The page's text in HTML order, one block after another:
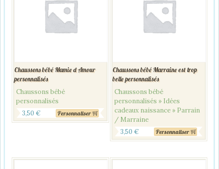
Chaussons bébé Mamie d Amour
personnalisés
Chaussons bébé
personnalisés
3,50 € Personnaliser
Chaussons bébé Marraine est trop
belle personnalisés
Chaussons bébé
personnalisés » Idées
cadeaux naissance » Parrain
/ Marraine
3,50 € Personnaliser